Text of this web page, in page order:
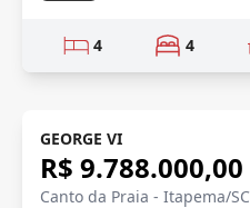
4 4
FRENTE MAR
Vídeo
GEORGE VI
R$ 9.788.000,00
Canto da Praia - Itapema/SC